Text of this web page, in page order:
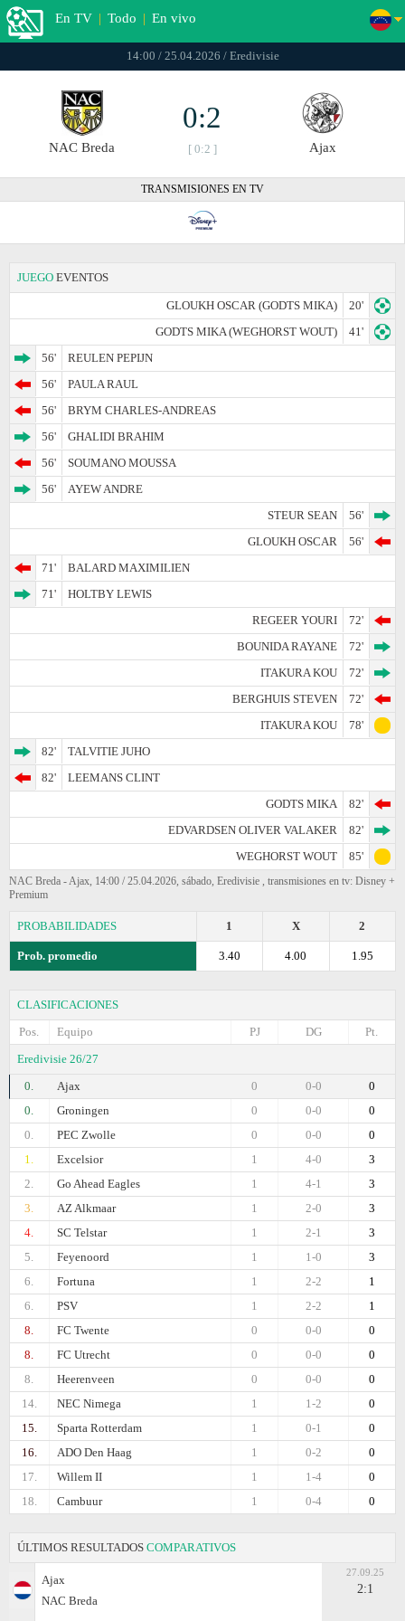
En TV | Todo | En vivo
14:00 / 25.04.2026 / Eredivisie
NAC Breda
0:2
[ 0:2 ] Ajax
TRANSMISIONES EN TV
JUEGO EVENTOS
GLOUKH OSCAR (GODTS MIKA)
20'
GODTS MIKA (WEGHORST WOUT)
41'
56'
REULEN PEPIJN
56'
PAULA RAUL
56'
BRYM CHARLES-ANDREAS
56'
GHALIDI BRAHIM
56'
SOUMANO MOUSSA
56'
AYEW ANDRE
STEUR SEAN
56'
GLOUKH OSCAR
56'
71'
BALARD MAXIMILIEN
71'
HOLTBY LEWIS
REGEER YOURI
72'
BOUNIDA RAYANE
72'
ITAKURA KOU
72'
BERGHUIS STEVEN
72'
ITAKURA KOU
78'
82'
TALVITIE JUHO
82'
LEEMANS CLINT
GODTS MIKA
82'
EDVARDSEN OLIVER VALAKER
82'
WEGHORST WOUT
85'
NAC Breda - Ajax, 14:00 / 25.04.2026, sábado, Eredivisie , transmisiones en tv: Disney +
Premium
PROBABILIDADES 2
X
1
Prob. promedio 1.95
4.00
3.40
CLASIFICACIONES
Pos.
Equipo Pt.
DG
PJ
Eredivisie 26/27
0.
Ajax 0
0-0
0
0.
Groningen 0
0-0
0
0.
PEC Zwolle 0
0-0
0
1.
Excelsior 3
4-0
1
2.
Go Ahead Eagles 3
4-1
1
3.
AZ Alkmaar 3
2-0
1
4.
SC Telstar 3
2-1
1
5.
Feyenoord 3
1-0
1
6.
Fortuna 1
2-2
1
6.
PSV 1
2-2
1
8.
FC Twente 0
0-0
0
8.
FC Utrecht 0
0-0
0
8.
Heerenveen 0
0-0
0
14.
NEC Nimega 0
1-2
1
15.
Sparta Rotterdam 0
0-1
1
16.
ADO Den Haag 0
0-2
1
17.
Willem II 0
1-4
1
18.
Cambuur 0
0-4
1
ÚLTIMOS RESULTADOS COMPARATIVOS
Ajax
NAC Breda
27.09.25
2:1